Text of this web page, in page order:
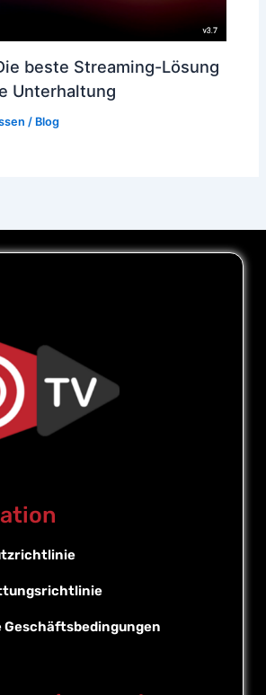
beste Streaming-Lösung
Unterhaltung
/ Blog
Geschäftsbedingungen